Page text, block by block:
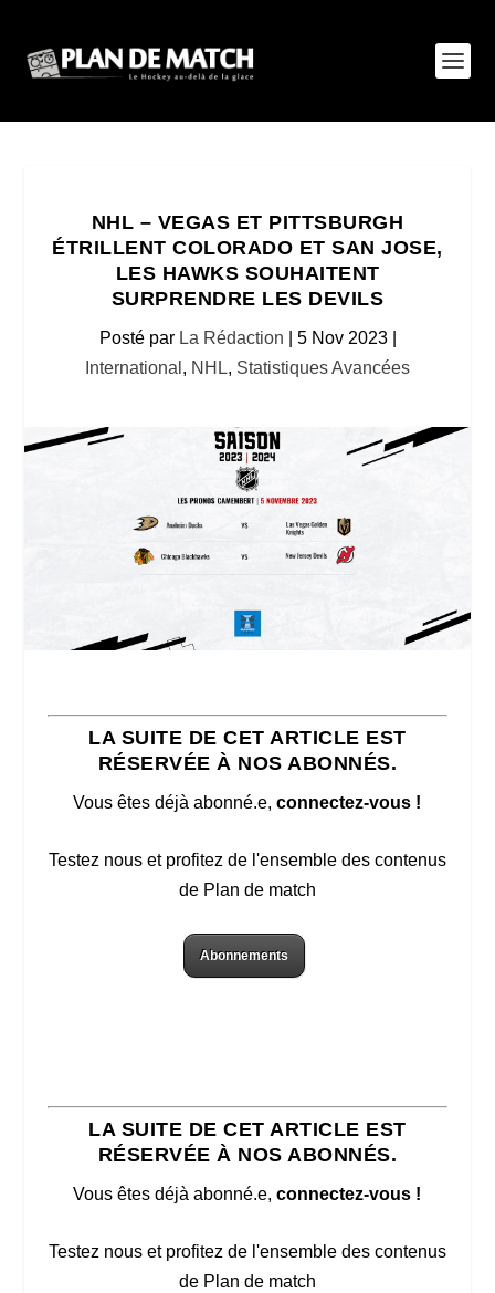
NHL – VEGAS ET PITTSBURGH
ÉTRILLENT COLORADO ET SAN JOSE,
LES HAWKS SOUHAITENT
SURPRENDRE LES DEVILS
Posté par La Rédaction 5 Nov 2023|
International , NHL, Statistiques Avancées
LA SUITE DE CET ARTICLE EST
RÉSERVÉE À NOS ABONNÉS.
Vous êtes déjà abonné.e,connectez-vous !
Testez nous et profitez de l'ensemble des contenus
de Plan de match
Abonnements
LA SUITE DE CET ARTICLE EST
RÉSERVÉE À NOS ABONNÉS.
Vous êtes déjà abonné.e,connectez-vous !
Testez nous et profitez de l'ensemble des contenus
de Plan de match